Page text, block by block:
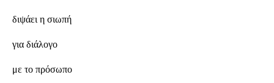
διψάει η σιωπή
για διάλογο
με το πρόσωπο